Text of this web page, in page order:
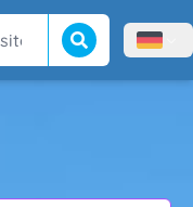
Suche beginnen
Menù